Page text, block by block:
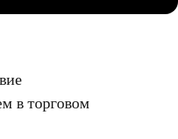
в торговом